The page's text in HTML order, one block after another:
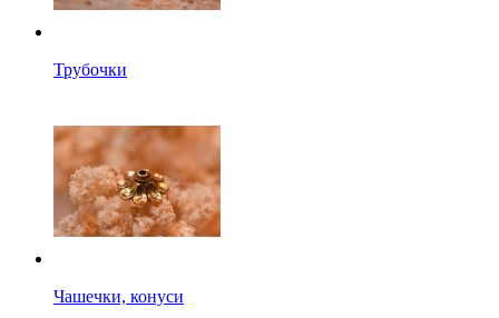
Трубочки
Чашечки, конуси